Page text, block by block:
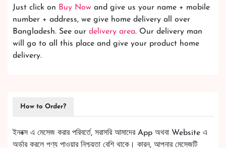
Just click on Buy Now and give us your name + mobile
number + address, we give home delivery all over
Bangladesh. See our delivery area. Our delivery man
will go to all this place and give your product home
delivery.
How to Order?
ইনবক্স এ মেসেজ করার পরিবর্তে, সরাসরি আমাদের App অথবা Website এ
অর্ডার করলে পণ্য পাওয়ার নিশ্চয়তা বেশি থাকে। কারন, আপনার মেসেজটি